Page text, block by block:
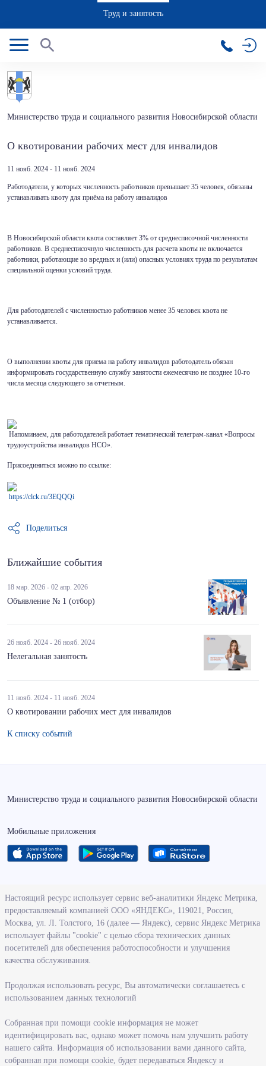
Труд и занятость
Министерство труда и социального развития Новосибирской области
О квотировании рабочих мест для инвалидов
11 нояб. 2024 - 11 нояб. 2024
Работодатели, у которых численность работников превышает 35 человек, обязаны
устанавливать квоту для приёма на работу инвалидов
В Новосибирской области квота составляет 3% от среднесписочной численности
работников. В среднесписочную численность для расчета квоты не включается
работники, работающие во вредных и (или) опасных условиях труда по результатам
специальной оценки условий труда.
Для работодателей с численностью работников менее 35 человек квота не
устанавливается.
О выполнении квоты для приема на работу инвалидов работодатель обязан
информировать государственную службу занятости ежемесячно не позднее 10-го
числа месяца следующего за отчетным.
Напоминаем, для работодателей работает тематический телеграм-канал «Вопросы
трудоустройства инвалидов НСО».
Присоединиться можно по ссылке:
https://clck.ru/3EQQQi
Поделиться
Ближайшие события
18 мар. 2026 - 02 апр. 2026
Объявление № 1 (отбор)
26 нояб. 2024 - 26 нояб. 2024
Нелегальная занятость
11 нояб. 2024 - 11 нояб. 2024
О квотировании рабочих мест для инвалидов
К списку событий
Министерство труда и социального развития Новосибирской области
Мобильные приложения
О ведомстве
Деятельность министерства труда и социального развития
Новосибирской области
Контрольно-надзорная деятельность министерства
Государственные программы, реализуемые министерством
Службы и учреждения, подведомственные министерству
Поступление на государственную гражданскую службу
Информация
Регистрация в целях поиска работы
Настоящий ресурс использует сервис веб-аналитики Яндекс Метрика,
предоставляемый компанией ООО «ЯНДЕКС», 119021, Россия,
Москва, ул. Л. Толстого, 16 (далее — Яндекс), сервис Яндекс Метрика
использует файлы "cookie" с целью сбора технических данных
посетителей для обеспечения работоспособности и улучшения
качества обслуживания.
Продолжая использовать ресурс, Вы автоматически соглашаетесь с
использованием данных технологий
Собранная при помощи cookie информация не может
идентифицировать вас, однако может помочь нам улучшить работу
нашего сайта. Информация об использовании вами данного сайта,
собранная при помощи cookie, будет передаваться Яндексу и